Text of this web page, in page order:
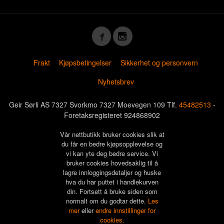
Frakt Kjøpsbetingelser
Sikkerhet og personvern
Nyhetsbrev
Geir Sørli AS 7327 Svorkmo 7327 Moevegen 109 Tlf. 45482513 -
Foretaksregisteret 924868902
Vår nettbutikk bruker cookies slik at
du får en bedre kjøpsopplevelse og
vi kan yte deg bedre service. Vi
bruker cookies hovedsaklig til å
lagre innloggingsdetaljer og huske
hva du har puttet i handlekurven
din. Fortsett å bruke siden som
normalt om du godtar dette. Les
merellerendre innstillinger for
cookies.